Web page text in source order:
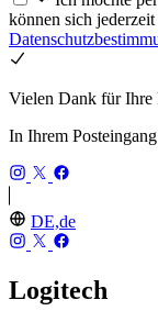
können sich
Vielen Dank für Ihre
In Ihrem
DE,de
Logitech